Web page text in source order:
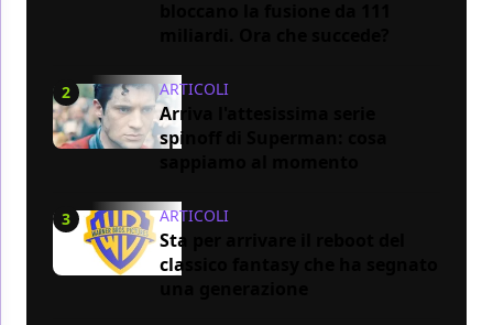
2 ARTICOLI
Arriva l'attesissima serie
spinoff di Superman: cosa
3 ARTICOLI
Sta per arrivare il reboot del
classico fantasy che ha segnato